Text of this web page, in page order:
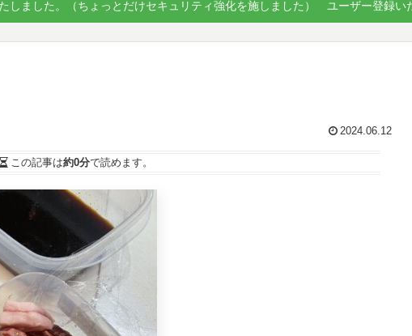
しました。（ちょっとだけセキュリティ強化を施しました） ユーザー登録い
2024.06.12
この記事は約0分で読めます。